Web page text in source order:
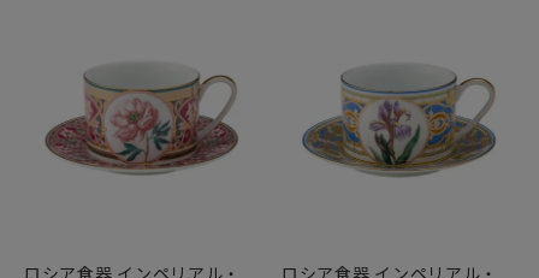
ロシア食器 インペリアル・
ロシア食器 インペリアル・